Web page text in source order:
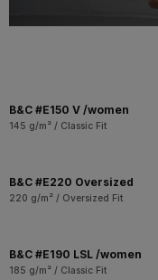
B&C #E150 V /women
145 g/m² / Classic Fit
B&C #E220 Oversized
220 g/m² / Oversized Fit
B&C #E190 LSL /women
185 g/m² / Classic Fit